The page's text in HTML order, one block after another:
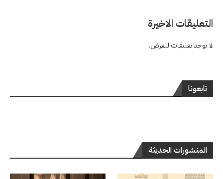
التعليقات الاخيرة
لا توجد تعليقات للعرض.
تابعونا
المنشورات الحديثة